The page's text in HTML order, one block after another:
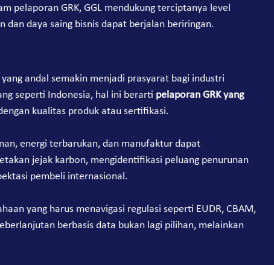
pelaporan GRK, GGL mendukung terciptanya level
daya saing bisnis dapat berjalan beriringan.
andal semakin menjadi prasyarat bagi industri
seperti Indonesia, hal ini berarti pelaporan GRK yang
kualitas produk atau sertifikasi.
energi terbarukan, dan manufaktur dapat
jejak karbon, mengidentifikasi peluang penurunan
pembeli internasional.
yang harus menavigasi regulasi seperti EUDR, CBAM,
berbasis data bukan lagi pilihan, melainkan